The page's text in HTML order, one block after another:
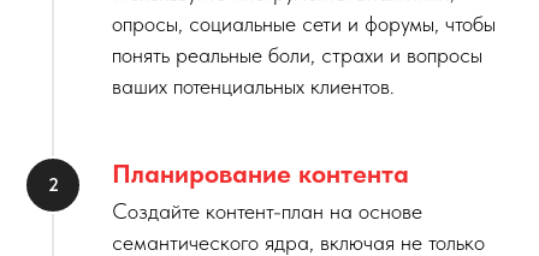
опросы, социальные сети и форумы, чтобы
понять реальные боли, страхи и вопросы
ваших потенциальных клиентов.
Планирование контента
Создайте контент-план на основе
семантического ядра, включая не только